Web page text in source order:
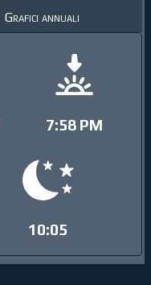
Grafici annuali
7:58 PM
10:05